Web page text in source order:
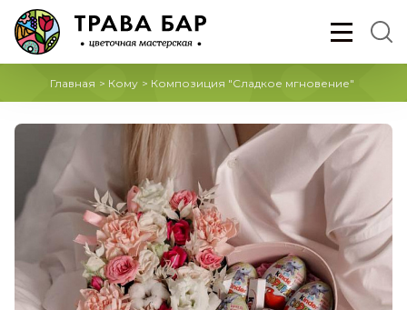
Главная > Кому > Композиция "Сладкое мгновение"